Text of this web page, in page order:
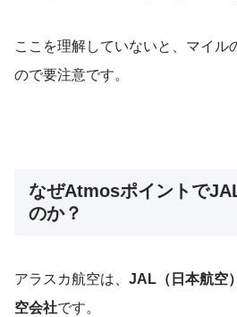
ここを理解していないと、マイル
ので要注意です。
なぜAtmosポイントで
のか？
アラスカ航空は、 JAL（日本航空
空会社です。